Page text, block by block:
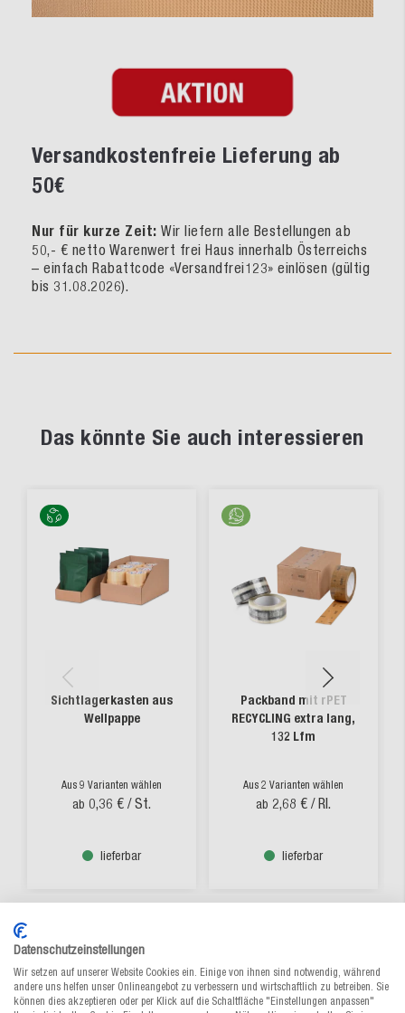
Versandkostenfreie Lieferung ab
50€
Nur für kurze Zeit: Wir liefern alle Bestellungen ab
50,- € netto Warenwert frei Haus innerhalb Österreichs
– einfach Rabattcode «Versandfrei123» einlösen (gültig
bis 31.08.2026).
Das könnte Sie auch interessieren
Sichtlagerkasten aus
Wellpappe
Aus 9 Varianten wählen
ab 0,36 € / St.
lieferbar
Packband mit rPET
RECYCLING extra lang,
132 Lfm
Aus 2 Varianten wählen
ab 2,68 € / Rl.
lieferbar
Datenschutzeinstellungen
Wir setzen auf unserer Website Cookies ein. Einige von ihnen sind notwendig, während
andere uns helfen unser Onlineangebot zu verbessern und wirtschaftlich zu betreiben. Sie
können dies akzeptieren oder per Klick auf die Schaltfläche "Einstellungen anpassen"